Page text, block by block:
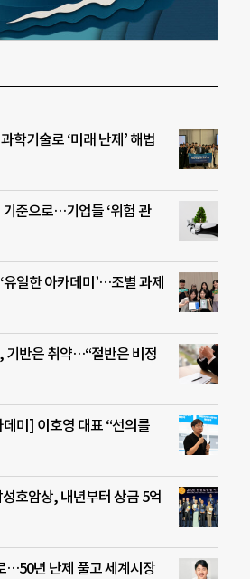
학기술로 ‘미래 난제’ 해법
준으로…기업들 ‘위험 관
일한 아카데미’…조별 과제
기반은 취약…“절반은 비정
미] 이호영 대표 “선의를
호암상, 내년부터 상금 5억
…50년 난제 풀고 세계시장